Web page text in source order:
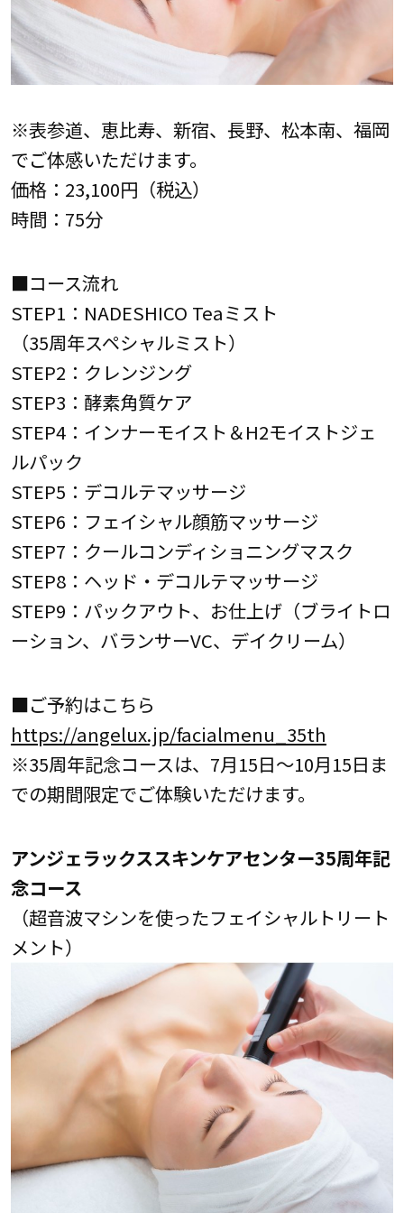
※表参道、恵比寿、新宿、長野、松本南、福岡
でご体感いただけます。
価格：23,100円（税込）
時間：75分
■コース流れ
STEP1：NADESHICO Teaミスト
（35周年スペシャルミスト）
STEP2：クレンジング
STEP3：酵素角質ケア
STEP4：インナーモイスト＆H2モイストジェ
ルパック
STEP5：デコルテマッサージ
STEP6：フェイシャル顔筋マッサージ
STEP7：クールコンディショニングマスク
STEP8：ヘッド・デコルテマッサージ
STEP9：パックアウト、お仕上げ（ブライトロ
ーション、バランサーVC、デイクリーム）
■ご予約はこちら
https://angelux.jp/facialmenu_35th
※35周年記念コースは、7月15日～10月15日ま
での期間限定でご体験いただけます。
アンジェラックススキンケアセンター35周年記
念コース
（超音波マシンを使ったフェイシャルトリート
メント）